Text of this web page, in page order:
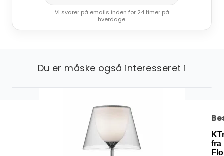
Vi svarer på emails inden for 24 timer på
hverdage.
Du er måske også interesseret i
fra